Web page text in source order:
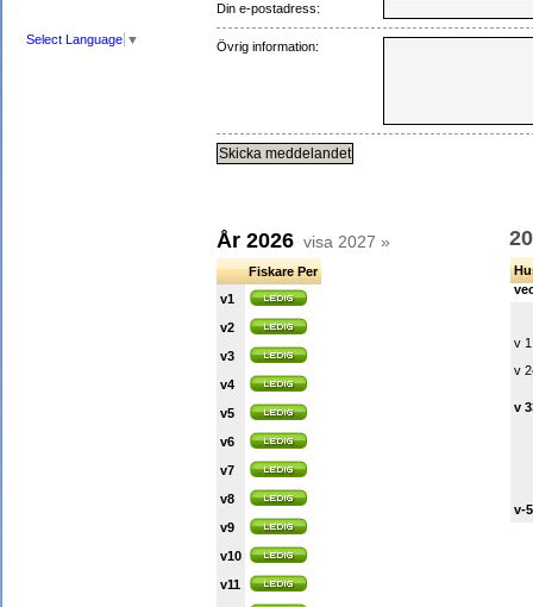
Select Language ▼
Din e-postadress:
Övrig information:
År 2026 visa 2027 »
Fiskare Per
v1
v2
v3
v4
v5
v6
v7
v8
v9
v10
v11
v
v
v
v-